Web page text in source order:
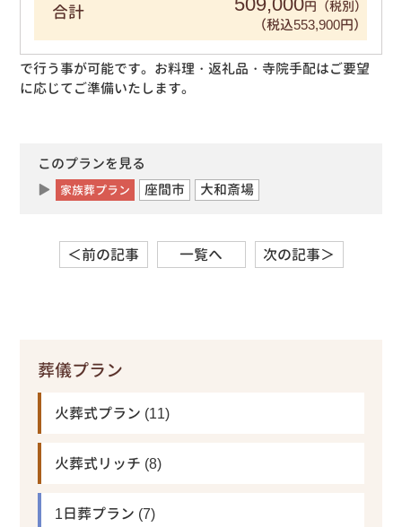
合計 円（税別）
（税込553,900円）
で行う事が可能です。お料理・返礼品・寺院手配はご要望
に応じてご準備いたします。
このプランを見る
家族葬プラン 座間市 大和斎場
＜前の記事 一覧へ 次の記事＞
葬儀プラン
火葬式プラン (11)
火葬式リッチ (8)
1日葬プラン (7)